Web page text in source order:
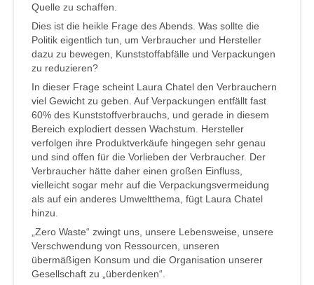
Quelle zu schaffen.
Dies ist die heikle Frage des Abends. Was sollte die
Politik eigentlich tun, um Verbraucher und Hersteller
dazu zu bewegen, Kunststoffabfälle und Verpackungen
zu reduzieren?
In dieser Frage scheint Laura Chatel den Verbrauchern
viel Gewicht zu geben. Auf Verpackungen entfällt fast
60% des Kunststoffverbrauchs, und gerade in diesem
Bereich explodiert dessen Wachstum. Hersteller
verfolgen ihre Produktverkäufe hingegen sehr genau
und sind offen für die Vorlieben der Verbraucher. Der
Verbraucher hätte daher einen großen Einfluss,
vielleicht sogar mehr auf die Verpackungsvermeidung
als auf ein anderes Umweltthema, fügt Laura Chatel
hinzu.
„Zero Waste“ zwingt uns, unsere Lebensweise, unsere
Verschwendung von Ressourcen, unseren
übermäßigen Konsum und die Organisation unserer
Gesellschaft zu „überdenken“.